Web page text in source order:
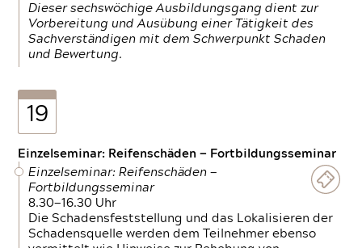
Dieser sechswöchige Ausbildungsgang dient zur
Vorbereitung und Ausübung einer Tätigkeit des
Sachverständigen mit dem Schwerpunkt Schaden
und Bewertung.
19
Einzelseminar: Reifenschäden — Fortbildungsseminar
Einzelseminar: Reifenschäden —
Fortbildungsseminar
8.30—16.30 Uhr
Die Schadensfeststellung und das Lokalisieren der
Schadensquelle werden dem Teilnehmer ebenso